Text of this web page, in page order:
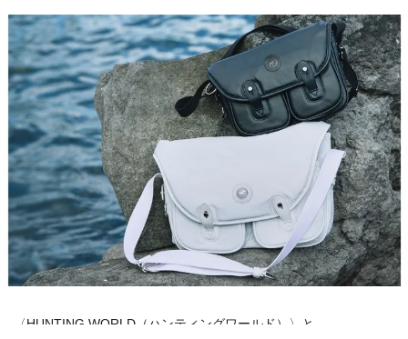
〈HUNTING WORLD（ハンティングワールド）
〉と